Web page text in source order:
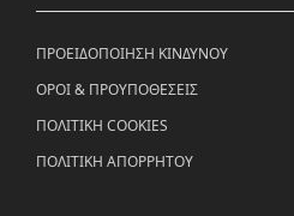
ΠΡΟΕΙΔΟΠΟΙΗΣΗ ΚΙΝΔΥΝΟΥ
ΟΡΟΙ & ΠΡΟΥΠΟΘΕΣΕΙΣ
ΠΟΛΙΤΙΚΗ COOKIES
ΠΟΛΙΤΙΚΗ ΑΠΟΡΡΗΤΟΥ